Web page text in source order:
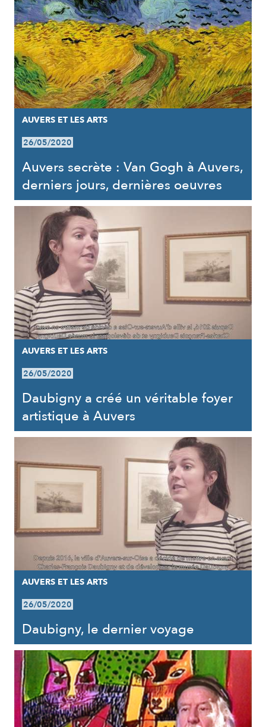
AUVERS ET LES ARTS
26/05/2020
Auvers secrète : Van Gogh à Auvers,
derniers jours, dernières oeuvres
AUVERS ET LES ARTS
26/05/2020
Daubigny a créé un véritable foyer
artistique à Auvers
AUVERS ET LES ARTS
26/05/2020
Daubigny, le dernier voyage